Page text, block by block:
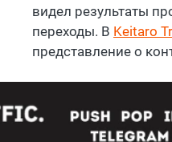
видел результаты
переходы. В Keitaro
представление о